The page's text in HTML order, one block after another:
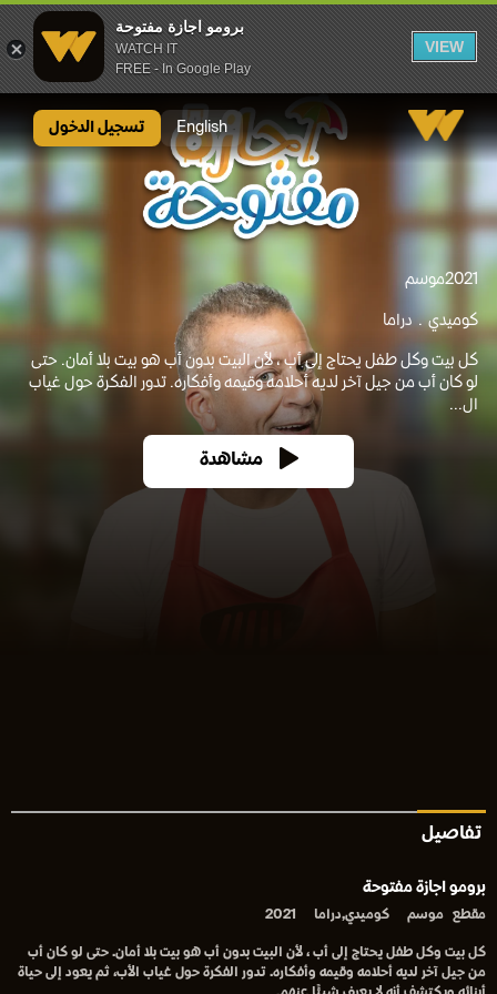
برومو اجازة مفتوحة
WATCH IT
FREE - In Google Play
VIEW
English تسجيل الدخول
2021موسم
كوميدي دراما
كل بيت وكل طفل يحتاج إلى أب ، لأن البيت بدون أب هو بيت بلا أمان. حتى
لو كان أب من جيل آخر لديه أحلامه وقيمه وأفكاره. تدور الفكرة حول غياب
ال...
مشاهدة
تفاصيل
برومو اجازة مفتوحة
مقطع موسم كوميدي,دراما 2021
كل بيت وكل طفل يحتاج إلى أب ، لأن البيت بدون أب هو بيت بلا أمان. حتى لو كان أب
من جيل آخر لديه أحلامه وقيمه وأفكاره. تدور الفكرة حول غياب الأب، ثم يعود إلى حياة